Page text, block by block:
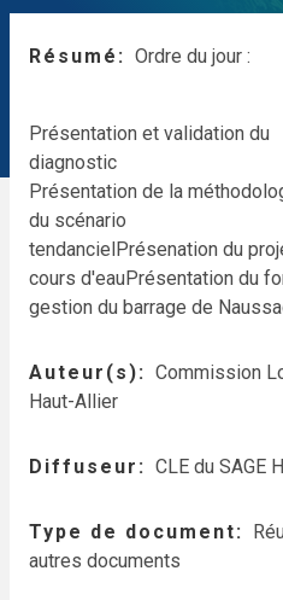
Résumé Ordre du jour :
Présentation et validation du
diagnostic
Présentation de la
du scénario
tendancielPrésenation du
cours d'eauPrésentation du
gestion du barrage de
Auteur(s)
Commission
Haut-Allier
Diffuseur CLE du SAGE
Type de document
autres documents